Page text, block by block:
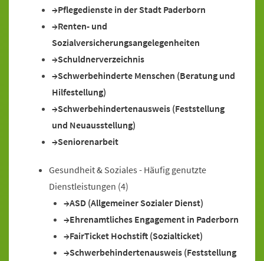
Pflegedienste in der Stadt Paderborn
Renten- und
Sozialversicherungsangelegenheiten
Schuldnerverzeichnis
Schwerbehinderte Menschen (Beratung und
Hilfestellung)
Schwerbehindertenausweis (Feststellung
und Neuausstellung)
Seniorenarbeit
Gesundheit & Soziales - Häufig genutzte
Dienstleistungen (4)
ASD (Allgemeiner Sozialer Dienst)
Ehrenamtliches Engagement in Paderborn
FairTicket Hochstift (Sozialticket)
Schwerbehindertenausweis (Feststellung